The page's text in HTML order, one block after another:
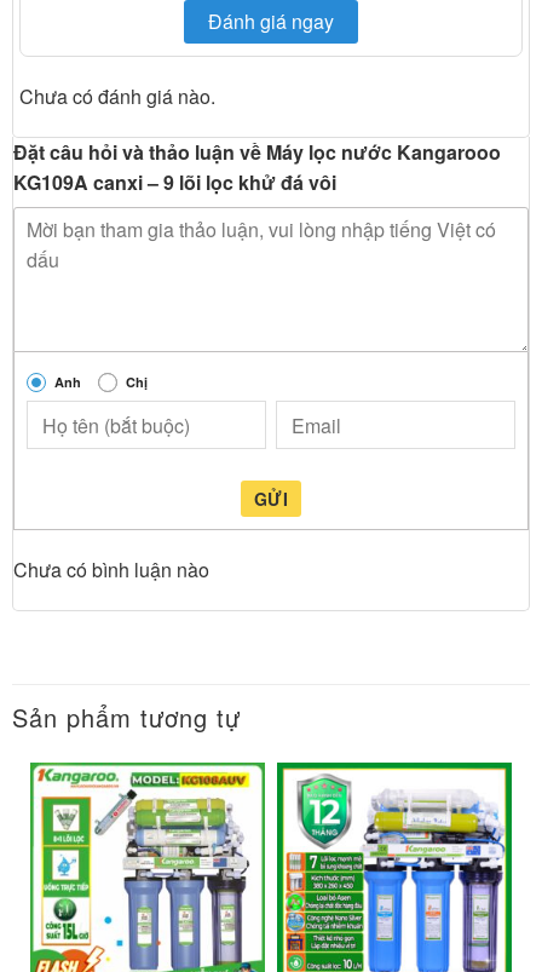
Đánh giá ngay
Chưa có đánh giá nào.
Đặt câu hỏi và thảo luận về Máy lọc nước Kangarooo
KG109A canxi – 9 lõi lọc khử đá vôi
Anh Chị
GỬI
Chưa có bình luận nào
Sản phẩm tương tự